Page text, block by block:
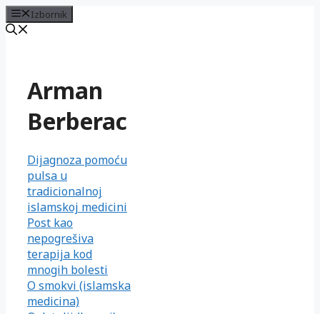
Izbornik
Arman
Berberac
Dijagnoza pomoću
pulsa u
tradicionalnoj
islamskoj medicini
Post kao
nepogrešiva
terapija kod
mnogih bolesti
O smokvi (islamska
medicina)